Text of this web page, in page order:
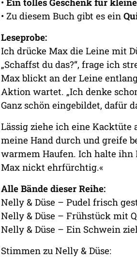
• Zu diesem Buch gibt es ein
Leseprobe:
Ich drücke Max die Leine mit
„Schaffst du das?“, frage ich
Max blickt an der Leine
Aktion wartet. „Ich denke
Ganz schön eingebildet, dafür
Lässig ziehe ich eine Kacktüte
meine Hand durch und greife
warmem Haufen. Ich halte ihn
Max nickt ehrfürchtig.«
Alle Bände dieser Reihe:
Nelly & Düse – Pudel frisch
Nelly & Düse – Frühstück mit
Nelly & Düse – Ein Schwein
Stimmen zu Nelly & Düse: